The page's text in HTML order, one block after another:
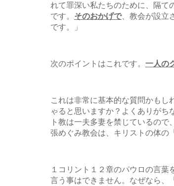
れて罪深い私たちのために、隔て
です。 そのおかげで、教会が設立
です。」
次のポイントはこれです。 一人の
これは非常に基本的な質問かもし
ゃると思いますか？よくありがち
ト教は一夫多妻を禁じているの
張めぐみ教会は、キリストの体の
１コリント１２章のパウロの言
言う事はできません。なぜなら、